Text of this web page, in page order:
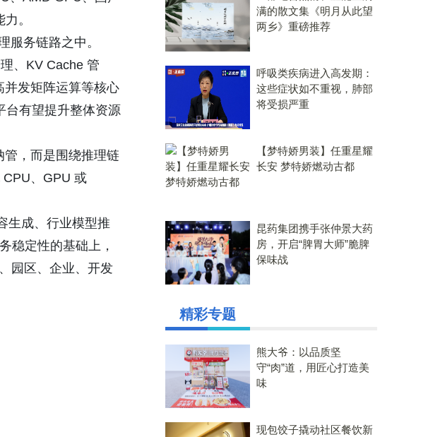
。
务链路之中。
、KV Cache 管
并发矩阵运算等核心
台有望提升整体资源
，而是围绕推理链
、GPU 或
生成、行业模型推
稳定性的基础上，
园区、企业、开发
满的散文集《明月从此望
两乡》重磅推荐
呼吸类疾病进入高发期：
这些症状如不重视，肺部
将受损严重
【梦特娇男装】任重星耀
长安 梦特娇燃动古都
昆药集团携手张仲景大药
房，开启“脾胃大师”脆脾
保味战
精彩专题
熊大爷：以品质坚
守“肉”道，用匠心打造美
味
现包饺子撬动社区餐饮新